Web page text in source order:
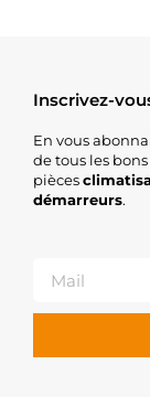
Inscrivez-
En vous
de tous les
pièces
démarreurs.